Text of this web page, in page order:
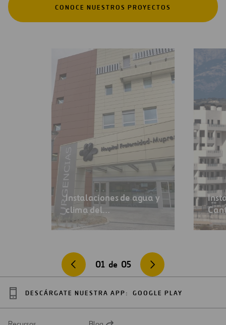
CONOCE NUESTROS PROYECTOS
Instalaciones de agua y
clima del…
01 de 05
DESCÁRGATE NUESTRA APP: GOOGLE PLAY